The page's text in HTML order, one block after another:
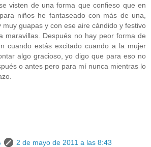
visten de una forma que confieso que en
niños he fantaseado con más de una,
muy guapas y con ese aire cándido y festivo
maravillas. Después no hay peor forma de
cuando estás excitado cuando a la mujer
algo gracioso, yo digo que para eso no
o antes pero para mí nunca mientras lo
2 de mayo de 2011 a las 8:43